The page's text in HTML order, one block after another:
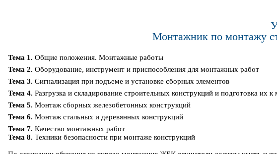
Монтажник по монтажу
Тема 1. Общие положения. Монтажные работы
Тема 2. Оборудование, инструмент и приспособления для монтажных работ
Тема 3. Сигнализация при подъеме и установке сборных элементов
Тема 4. Разгрузка и складирование строительных конструкций и подготовка их
Тема 5. Монтаж сборных железобетонных конструкций
Тема 6. Монтаж стальных и деревянных конструкций
Тема 7. Качество монтажных работ
Тема 8. Техники безопасности при монтаже конструкций